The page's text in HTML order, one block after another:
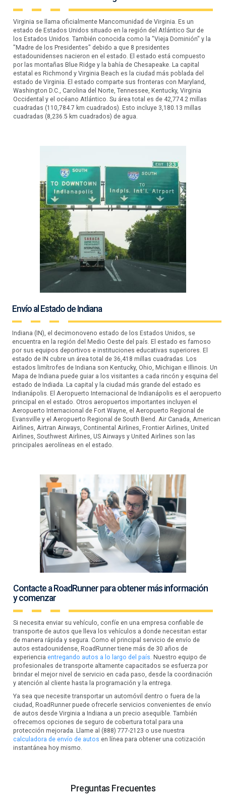
Virginia se llama oficialmente Mancomunidad de Virginia. Es un
estado de Estados Unidos situado en la región del Atlántico Sur de
los Estados Unidos. También conocida como la "Vieja Dominión" y la
"Madre de los Presidentes" debido a que 8 presidentes
estadounidenses nacieron en el estado. El estado está compuesto
por las montañas Blue Ridge y la bahía de Chesapeake. La capital
estatal es Richmond y Virginia Beach es la ciudad más poblada del
estado de Virginia. El estado comparte sus fronteras con Maryland,
Washington D.C., Carolina del Norte, Tennessee, Kentucky, Virginia
Occidental y el océano Atlántico. Su área total es de 42,774.2 millas
cuadradas (110,784.7 km cuadrados). Esto incluye 3,180.13 millas
cuadradas (8,236.5 km cuadrados) de agua.
Envío al Estado de Indiana
Indiana (IN), el decimonoveno estado de los Estados Unidos, se
encuentra en la región del Medio Oeste del país. El estado es famoso
por sus equipos deportivos e instituciones educativas superiores. El
estado de IN cubre un área total de 36,418 millas cuadradas. Los
estados limítrofes de Indiana son Kentucky, Ohio, Michigan e Illinois. Un
Mapa de Indiana puede guiar a los visitantes a cada rincón y esquina del
estado de Indiada. La capital y la ciudad más grande del estado es
Indianápolis. El Aeropuerto Internacional de Indianápolis es el aeropuerto
principal en el estado. Otros aeropuertos importantes incluyen el
Aeropuerto Internacional de Fort Wayne, el Aeropuerto Regional de
Evansville y el Aeropuerto Regional de South Bend. Air Canada, American
Airlines, Airtran Airways, Continental Airlines, Frontier Airlines, United
Airlines, Southwest Airlines, US Airways y United Airlines son las
principales aerolíneas en el estado.
Contacte a RoadRunner para obtener más información
y comenzar
Si necesita enviar su vehículo, confíe en una empresa confiable de
transporte de autos que lleva los vehículos a donde necesitan estar
de manera rápida y segura. Como el principal servicio de envío de
autos estadounidense, RoadRunner tiene más de 30 años de
experienciaentregando autos a lo largo del país. Nuestro equipo de
profesionales de transporte altamente capacitados se esfuerza por
brindar el mejor nivel de servicio en cada paso, desde la coordinación
y atención al cliente hasta la programación y la entrega.
Ya sea que necesite transportar un automóvil dentro o fuera de la
ciudad, RoadRunner puede ofrecerle servicios convenientes de envío
de autos desde Virginia a Indiana a un precio asequible. También
ofrecemos opciones de seguro de cobertura total para una
protección mejorada. Llame al (888) 777-2123 o use nuestra
calculadora de envío de autos en línea para obtener una cotización
instantánea hoy mismo.
Preguntas Frecuentes